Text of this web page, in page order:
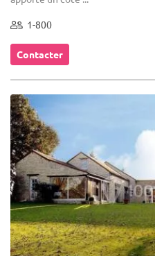
1-800
Contacter